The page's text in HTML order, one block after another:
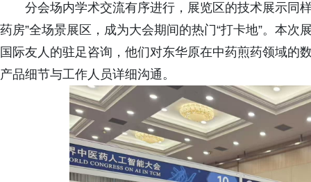
分会场内学术交流有序进行，展览区的技术展示同
药房”全场景展区，成为大会期间的热门“打卡地”。本
国际友人的驻足咨询，他们对东华原在中药煎药领域的
产品细节与工作人员详细沟通。